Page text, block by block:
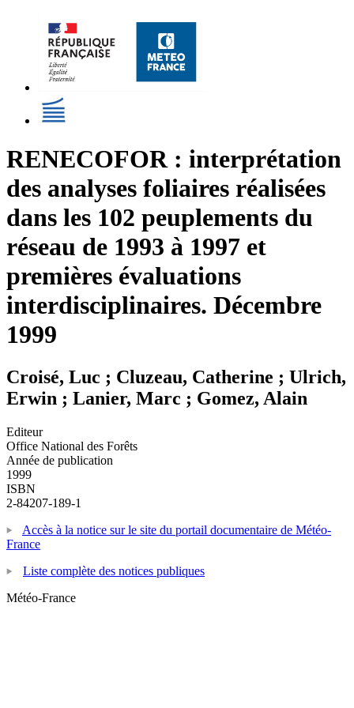
RENECOFOR : interprétation
des analyses foliaires réalisées
dans les 102 peuplements du
réseau de 1993 à 1997 et
premières évaluations
interdisciplinaires. Décembre
1999
Croisé, Luc ; Cluzeau, Catherine ; Ulrich,
Erwin ; Lanier, Marc ; Gomez, Alain
Editeur
Office National des Forêts
Année de publication
1999
ISBN
2-84207-189-1
Accès à la notice sur le site du portail documentaire de Météo-
France
Liste complète des notices publiques
Météo-France